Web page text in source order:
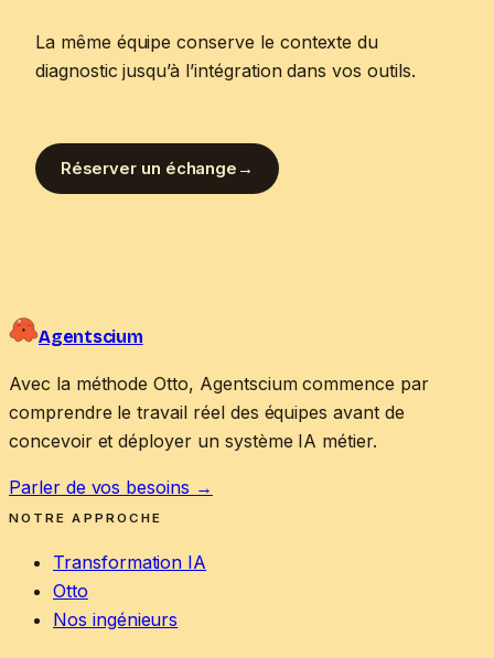
La même équipe conserve le contexte du
diagnostic jusqu’à l’intégration dans vos outils.
Réserver un échange →
Agentscium
Avec la méthode Otto, Agentscium commence par
comprendre le travail réel des équipes avant de
concevoir et déployer un système IA métier.
Parler de vos besoins →
NOTRE APPROCHE
Transformation IA
Otto
Nos ingénieurs